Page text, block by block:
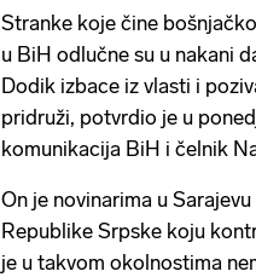
Stranke koje čine
u BiH odlučne su u nakani
Dodik izbace iz vlasti i
pridruži, potvrdio je u
komunikacija BiH i čelnik
On je novinarima u
Republike Srpske koju
je u takvom okolnostima